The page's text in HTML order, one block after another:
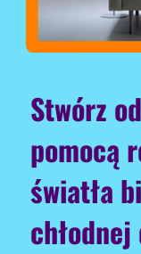
Stwórz
pomocą
światła